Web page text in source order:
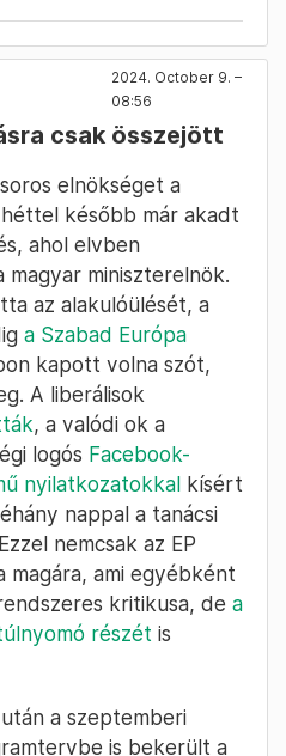
NGL 2024. október 8-i
Dieffembacq / Európai
2024. October 9. –
08:56
csak összejött
elnökséget a
később már akadt
ahol elvben
miniszterelnök.
az alakulóülését, a
a Szabad Európa
kapott volna szót,
, a valódi ok a